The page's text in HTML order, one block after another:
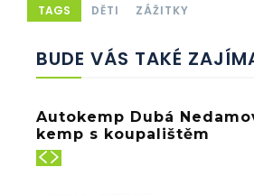
TAGS DĚTI ZÁŽITKY
BUDE VÁS TAKÉ
Autokemp Dubá
kemp s koupalištěm